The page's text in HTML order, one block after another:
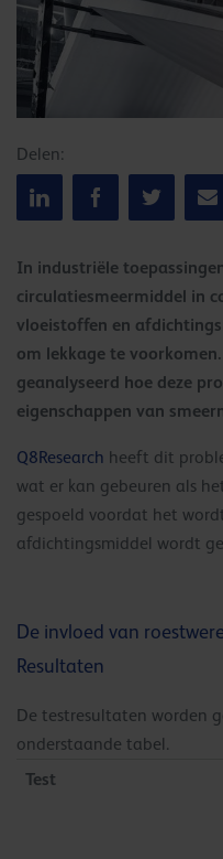
Delen:
In industriële
circulatiesmeermiddel in
vloeistoffen en
om lekkage te
geanalyseerd hoe deze
eigenschappen van
Q8Research heeft dit
wat er kan gebeuren als
gespoeld voordat het
afdichtingsmiddel wordt
De invloed van
Resultaten
De testresultaten worden
onderstaande tabel.
Test